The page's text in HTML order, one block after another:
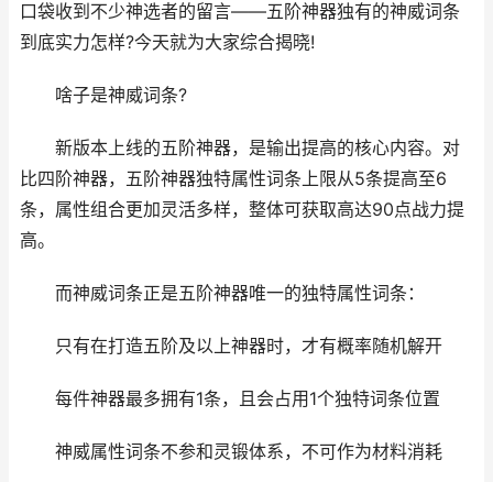
口袋收到不少神选者的留言——五阶神器独有的神威词条
到底实力怎样?今天就为大家综合揭晓!
啥子是神威词条?
新版本上线的五阶神器，是输出提高的核心内容。对
比四阶神器，五阶神器独特属性词条上限从5条提高至6
条，属性组合更加灵活多样，整体可获取高达90点战力提
高。
而神威词条正是五阶神器唯一的独特属性词条：
只有在打造五阶及以上神器时，才有概率随机解开
每件神器最多拥有1条，且会占用1个独特词条位置
神威属性词条不参和灵锻体系，不可作为材料消耗